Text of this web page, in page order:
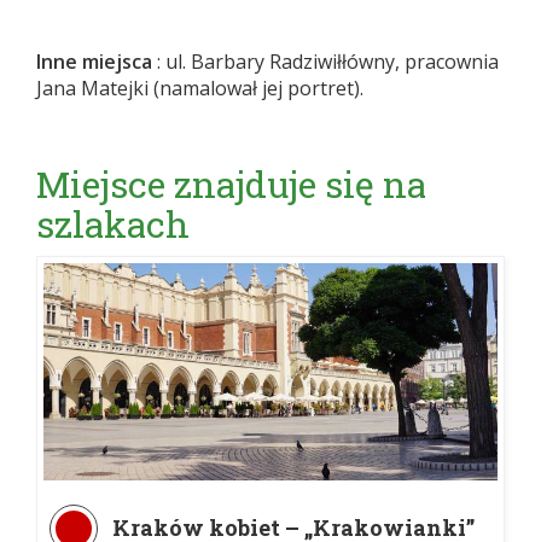
Inne miejsca : ul. Barbary Radziwiłłówny, pracownia
Jana Matejki (namalował jej portret).
Miejsce znajduje się na
szlakach
Kraków kobiet – „Krakowianki”